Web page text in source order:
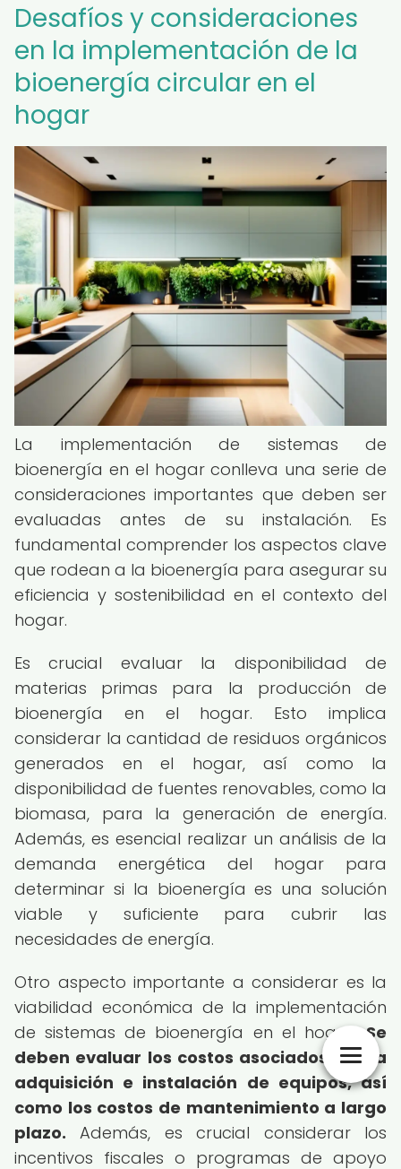
Desafíos y consideraciones
en la implementación de la
bioenergía circular en el
hogar
La implementación de sistemas de
bioenergía en el hogar conlleva una serie de
consideraciones importantes que deben ser
evaluadas antes de su instalación. Es
fundamental comprender los aspectos clave
que rodean a la bioenergía para asegurar su
eficiencia y sostenibilidad en el contexto del
hogar.
Es crucial evaluar la disponibilidad de
materias primas para la producción de
bioenergía en el hogar. Esto implica
considerar la cantidad de residuos orgánicos
generados en el hogar, así como la
disponibilidad de fuentes renovables, como la
biomasa, para la generación de energía.
Además, es esencial realizar un análisis de la
demanda energética del hogar para
determinar si la bioenergía es una solución
viable y suficiente para cubrir las
necesidades de energía.
Otro aspecto importante a considerar es la
viabilidad económica de la implementación
de sistemas de bioenergía en el hogar.Se
deben evaluar los costos asociados con la
adquisición e instalación de equipos, así
como los costos de mantenimiento a largo
plazo. Además, es crucial considerar los
incentivos fiscales o programas de apoyo